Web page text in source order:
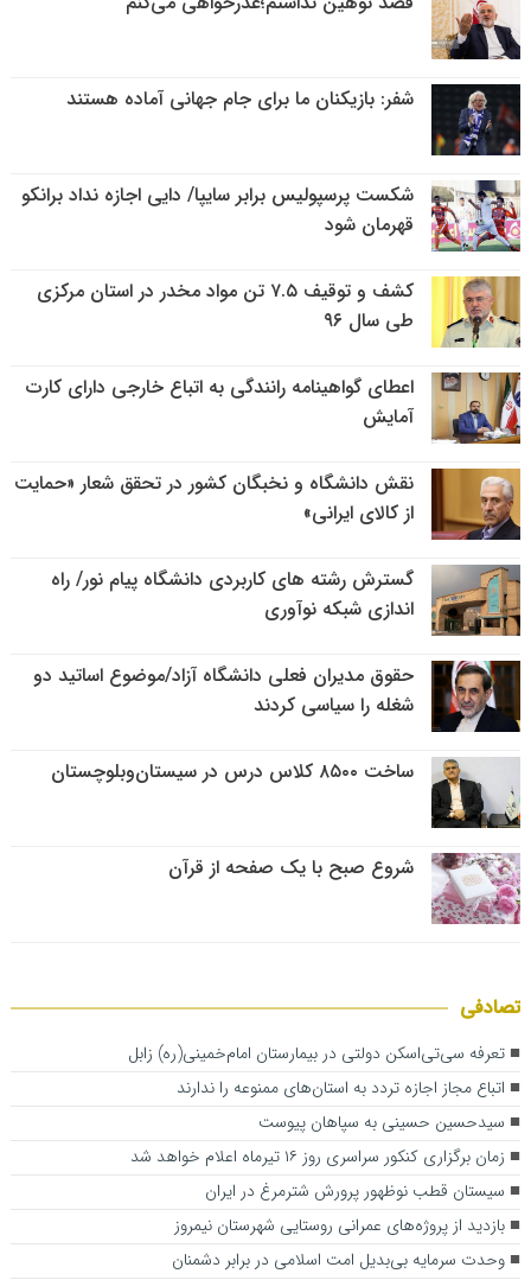
شفر: بازیکنان ما برای جام جهانی آماده هستند
شکست پرسپولیس برابر سایپا/ دایی اجازه نداد برانکو
قهرمان شود
کشف و توقیف ۷.۵ تن مواد مخدر در استان مرکزی
طی سال ۹۶
اعطای گواهینامه رانندگی به اتباع خارجی دارای کارت
آمایش
نقش دانشگاه و نخبگان کشور در تحقق شعار «حمایت
از کالای ایرانی»
گسترش رشته های کاربردی دانشگاه پیام نور/ راه
اندازی شبکه نوآوری
حقوق مدیران فعلی دانشگاه آزاد/موضوع اساتید دو
شغله را سیاسی کردند
ساخت ۸۵۰۰ کلاس درس در سیستان‌وبلوچستان
شروع صبح با یک صفحه از قرآن
تصادفی
تعرفه سی‌تی‌اسکن دولتی در بیمارستان امام‌خمینی(ره) زابل
اتباع مجاز اجازه تردد به استان‌های ممنوعه را ندارند
سیدحسین حسینی به سپاهان پیوست
زمان برگزاری کنکور سراسری روز ۱۶ تیرماه اعلام خواهد شد
سیستان قطب نوظهور پرورش شترمرغ در ایران
بازدید از پروژه‌های عمرانی روستایی شهرستان نیمروز
وحدت سرمایه بی‌بدیل امت اسلامی در برابر دشمنان